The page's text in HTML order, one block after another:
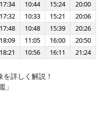
17:34 10:44 15:24
20:00
17:32 10:33 15:21
20:06
17:48 10:48 15:39
20:26
18:09 11:05 16:00
20:50
18:21 10:56 16:11 21:24
詳しく解説！
」